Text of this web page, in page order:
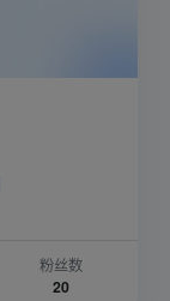
粉丝数
20